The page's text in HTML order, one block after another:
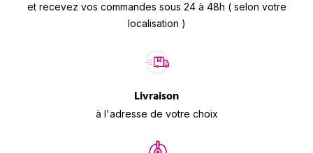
et recevez vos commandes sous 24 à 48h ( selon votre
localisation )
Livraison
à l'adresse de votre choix